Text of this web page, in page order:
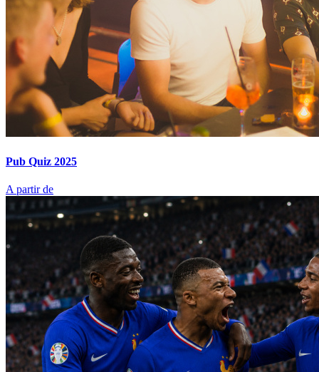
Pub Quiz 2025
A partir de